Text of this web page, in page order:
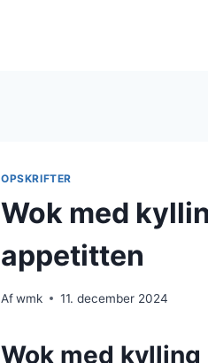
OPSKRIFTER
Wok med
appetitten
Afwmk 11. december 2024
Wok med